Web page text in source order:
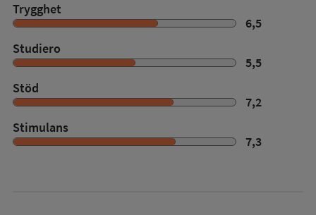
Trygghet
6,5
Studiero
5,5
Stöd
7,2
Stimulans
7,3